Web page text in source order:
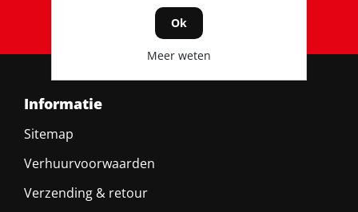
RSS
Informatie
Sitemap
Verhuurvoorwaarden
Verzending & retour
Ok
Meer weten